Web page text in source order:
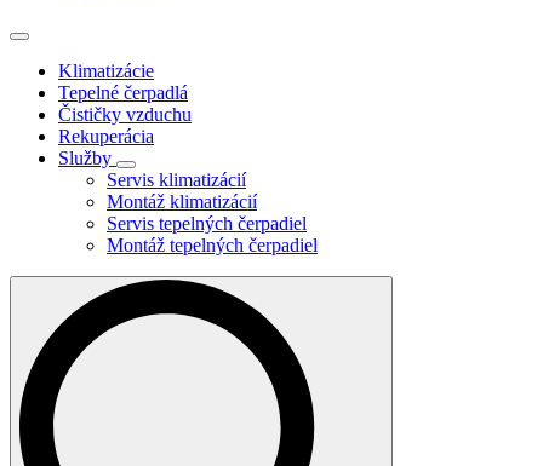
Klimatizácie
Tepelné čerpadlá
Čističky vzduchu
Rekuperácia
Služby
Servis klimatizácií
Montáž klimatizácií
Servis tepelných čerpadiel
Montáž tepelných čerpadiel